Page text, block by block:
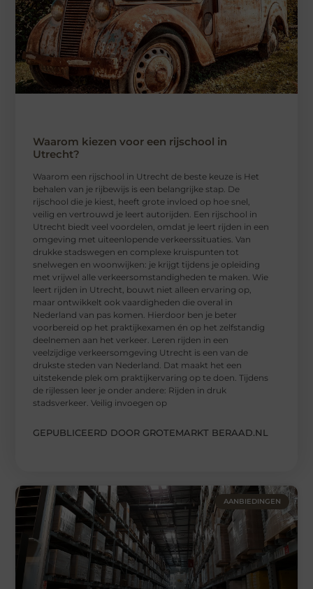
Waarom kiezen voor een rijschool in
Utrecht?
Waarom een ​​rijschool in Utrecht de beste keuze is Het
behalen van je rijbewijs is een belangrijke stap. De
rijschool die je kiest, heeft grote invloed op hoe snel,
veilig en vertrouwd je leert autorijden. Een rijschool in
Utrecht biedt veel voordelen, omdat je leert rijden in een
omgeving met uiteenlopende verkeerssituaties. Van
drukke stadswegen en complexe kruispunten tot
snelwegen en woonwijken: je krijgt tijdens je opleiding
met vrijwel alle verkeersomstandigheden te maken. Wie
leert rijden in Utrecht, bouwt niet alleen ervaring op,
maar ontwikkelt ook vaardigheden die overal in
Nederland van pas komen. Hierdoor ben je beter
voorbereid op het praktijkexamen én op het zelfstandig
deelnemen aan het verkeer. Leren rijden in een
veelzijdige verkeersomgeving Utrecht is een van de
drukste steden van Nederland. Dat maakt het een
uitstekende plek om praktijkervaring op te doen. Tijdens
de rijlessen leer je onder andere: Rijden in druk
stadsverkeer. Veilig invoegen op
GEPUBLICEERD DOOR GROTEMARKT BERAAD.NL
AANBIEDINGEN